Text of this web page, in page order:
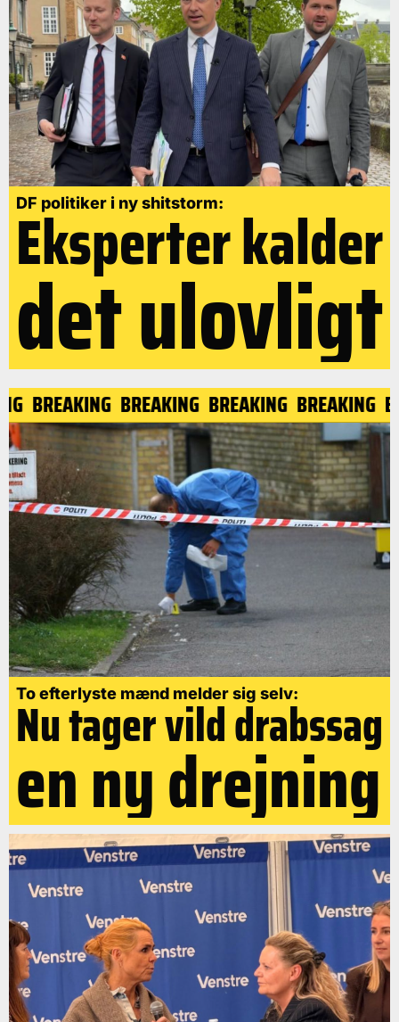
DF politiker i ny shitstorm:
Eksperter kalder
det ulovligt
BREAKING BREAKING BREAKING BREAKING
To efterlyste mænd melder sig selv:
Nu tager vild drabssag
en ny drejning